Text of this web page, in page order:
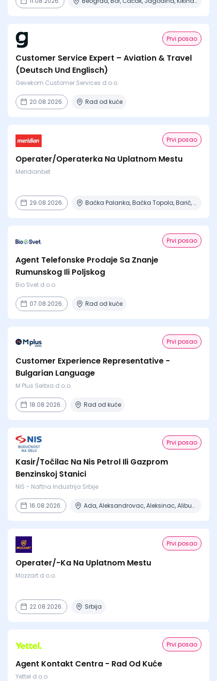
Prvi posao
Customer Service Expert – Aviation & Travel
(Deutsch Und Englisch)
Gevekom Customer Services d.o.o.
20.08.2026. Rad od kuće
Prvi posao
Operater/Operaterka Na Uplatnom Mestu
Meridianbet
29.08.2026. Bačka Palanka, Bačka Topola, Barič, Beograd, Čajetina + 15 mesta
Prvi posao
Agent Telefonske Prodaje Sa Znanje
Rumunskog Ili Poljskog
Bio Svet d.o.o.
07.08.2026. Rad od kuće
Prvi posao
Customer Experience Representative -
Bulgarian Language
M Plus Serbia d.o.o.
18.08.2026. Rad od kuće
Prvi posao
Kasir/Točilac Na Nis Petrol Ili Gazprom
Benzinskoj Stanici
NIS - Naftna Industrija Srbije
16.08.2026. Ada, Aleksandrovac, Aleksinac, Alibunar, Apatin + 206 mesta
Prvi posao
Operater/-Ka Na Uplatnom Mestu
Mozzart d.o.o.
22.08.2026. Srbija
Prvi posao
Agent Kontakt Centra - Rad Od Kuće
Yettel d.o.o.